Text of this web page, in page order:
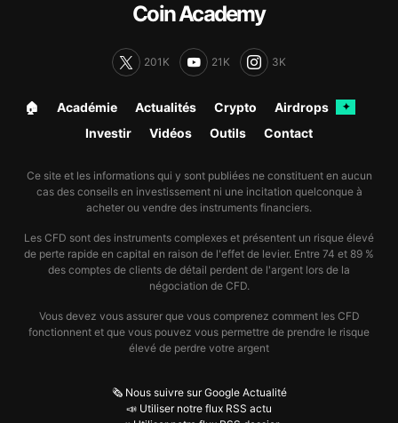
Coin Academy
201K 21K 3K
🏠︎ Académie Actualités Crypto Airdrops ✦
Investir Vidéos Outils Contact
Ce site et les informations qui y sont publiées ne constituent en aucun
cas des conseils en investissement ni une incitation quelconque à
acheter ou vendre des instruments financiers.
Les CFD sont des instruments complexes et présentent un risque élevé
de perte rapide en capital en raison de l'effet de levier. Entre 74 et 89 %
des comptes de clients de détail perdent de l'argent lors de la
négociation de CFD.
Vous devez vous assurer que vous comprenez comment les CFD
fonctionnent et que vous pouvez vous permettre de prendre le risque
élevé de perdre votre argent
🗞️ Nous suivre sur Google Actualité
📣 Utiliser notre flux RSS actu